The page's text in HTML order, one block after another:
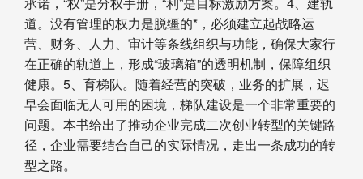
道。没有管理的权力是脱缰的*，必须建立起战略运
营、财务、人力、审计等条线组织与功能，确保大家行
在正确的轨道上，形成“玻璃箱”的透明机制，保障组织
健康。5、育梯队。随着经营的突破，业务的扩展，迟
早会面临无人可用的困境，梯队建设是一个非常重要的
问题。本书给出了推动企业完成二次创业转型的关键路
径，企业需要结合自己的实际情况，走出一条成功的转
型之路。